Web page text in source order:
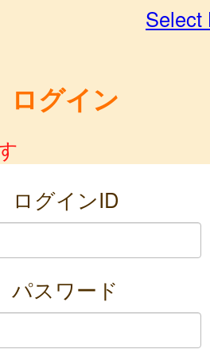
Select
ログイン
ログインID
パスワード